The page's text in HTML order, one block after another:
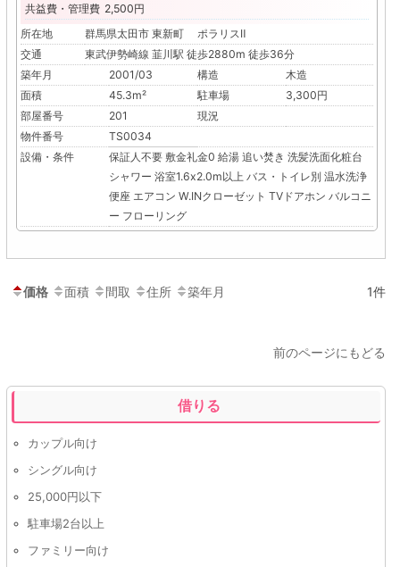
共益費・管理費 2,500円
所在地
群馬県太田市 東新町 ポラリスⅡ
交通
東武伊勢崎線 韮川駅 徒歩2880m 徒歩36分
築年月
2001/03 構造
木造
面積
45.3m² 駐車場
3,300円
部屋番号
201
現況
物件番号
TS0034
設備・条件
保証人不要 敷金礼金0 給湯 追い焚き 洗髪洗面化粧台
シャワー 浴室1.6x2.0m以上 バス・トイレ別 温水洗浄
便座 エアコン W.INクローゼット TVドアホン バルコニ
ー フローリング
価格 面積 間取 住所 築年月 1件
前のページにもどる
借りる
カップル向け
シングル向け
25,000円以下
駐車場2台以上
ファミリー向け